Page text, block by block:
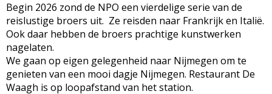
Begin 2026 zond de NPO een vierdelige serie van de
reislustige broers uit. Ze reisden naar Frankrijk en Italië.
Ook daar hebben de broers prachtige kunstwerken
nagelaten.
We gaan op eigen gelegenheid naar Nijmegen om te
genieten van een mooi dagje Nijmegen. Restaurant De
Waagh is op loopafstand van het station.